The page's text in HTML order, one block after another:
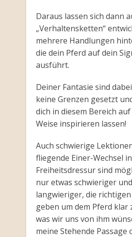
Daraus lassen sich dann
„Verhaltensketten“
mehrere Handlungen
die dein Pferd auf dein
ausführt.
Deiner Fantasie sind
keine Grenzen gesetzt
dich in diesem Bereich
Weise inspirieren lassen!
Auch schwierige
fliegende Einer-Wechsel
Freiheitsdressur sind
nur etwas schwieriger und
langwieriger, die
geben um dem Pferd klar
was wir uns von ihm
meine Stehende Passage